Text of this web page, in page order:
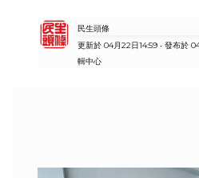
民生頭條
更新於 04月22日14:59 • 發布於
輯中心